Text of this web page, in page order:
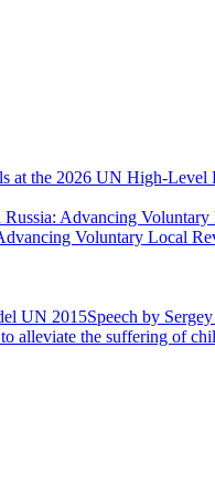
Voluntary Local
Speech by
alleviate the suffering of